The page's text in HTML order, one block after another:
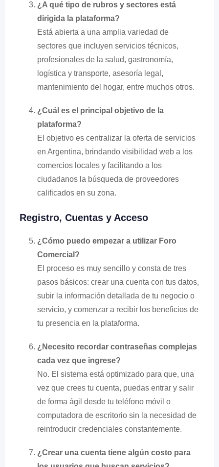
¿A qué tipo de rubros y sectores está
dirigida la plataforma?
Está abierta a una amplia variedad de
sectores que incluyen servicios técnicos,
profesionales de la salud, gastronomía,
logística y transporte, asesoría legal,
mantenimiento del hogar, entre muchos otros.
¿Cuál es el principal objetivo de la
plataforma?
El objetivo es centralizar la oferta de servicios
en Argentina, brindando visibilidad web a los
comercios locales y facilitando a los
ciudadanos la búsqueda de proveedores
calificados en su zona.
Registro, Cuentas y Acceso
¿Cómo puedo empezar a utilizar Foro
Comercial?
El proceso es muy sencillo y consta de tres
pasos básicos: crear una cuenta con tus datos,
subir la información detallada de tu negocio o
servicio, y comenzar a recibir los beneficios de
tu presencia en la plataforma.
¿Necesito recordar contraseñas complejas
cada vez que ingrese?
No. El sistema está optimizado para que, una
vez que crees tu cuenta, puedas entrar y salir
de forma ágil desde tu teléfono móvil o
computadora de escritorio sin la necesidad de
reintroducir credenciales constantemente.
¿Crear una cuenta tiene algún costo para